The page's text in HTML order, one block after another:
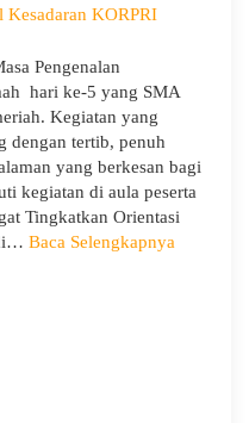
Wira
Tanamkan
Jiwa
Kepemimpinan,
Pengabdian,
dan
Kepedulian
Kesadaran KORPRI
Pengenalan
hari ke-5 yang SMA
Kegiatan yang
dengan tertib, penuh
yang berkesan bagi
kegiatan di aula peserta
Tingkatkan Orientasi
Baca Selengkapnya